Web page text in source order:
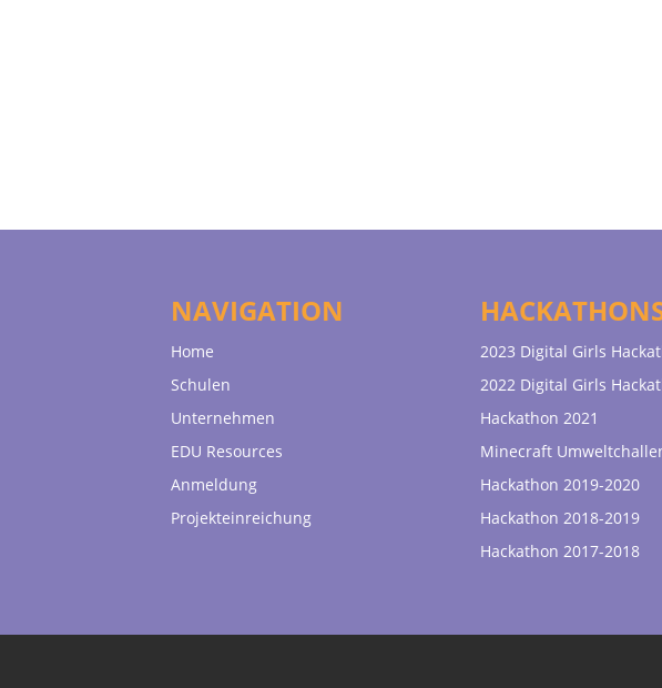
NAVIGATION
Home
Schulen
Unternehmen
EDU Resources
Anmeldung
Projekteinreichung
2023 Digital Girls
2022 Digital Girls
Hackathon 2021
Minecraft
Hackathon 2019-2020
Hackathon 2018-2019
Hackathon 2017-2018